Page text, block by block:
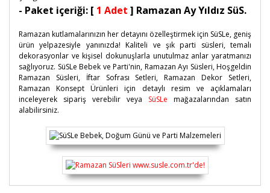
- Paket içeriği: [ 1 Adet ] Ramazan Ay Yıldız SüS.
Ramazan kutlamalarınızın her detayını özelleştirmek için SüSLe, geniş
ürün yelpazesiyle yanınızda! Kaliteli ve şık parti süsleri, temalı
dekorasyonlar ve kişisel dokunuşlarla unutulmaz anlar yaratmanızı
sağlıyoruz. SüSLe Bebek ve Parti'nin, Ramazan Ayı Süsleri, Hoşgeldin
Ramazan Süsleri, İftar Sofrası Setleri, Ramazan Dekor Setleri,
Ramazan Konsept Ürünleri için detaylı resim ve açıklamaları
inceleyerek sipariş verebilir veya SüSLe mağazalarından satın
alabilirsiniz.